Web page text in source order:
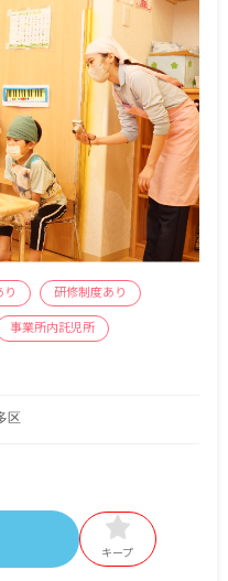
り 研修制度あり
事業所内託児所
区
50,000円
キープ